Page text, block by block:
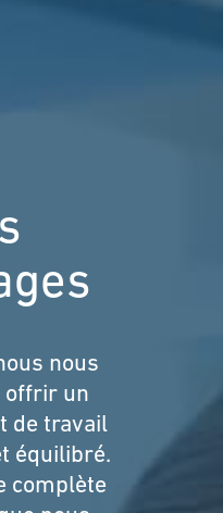
nous
offrir un
de travail
équilibré.
complète